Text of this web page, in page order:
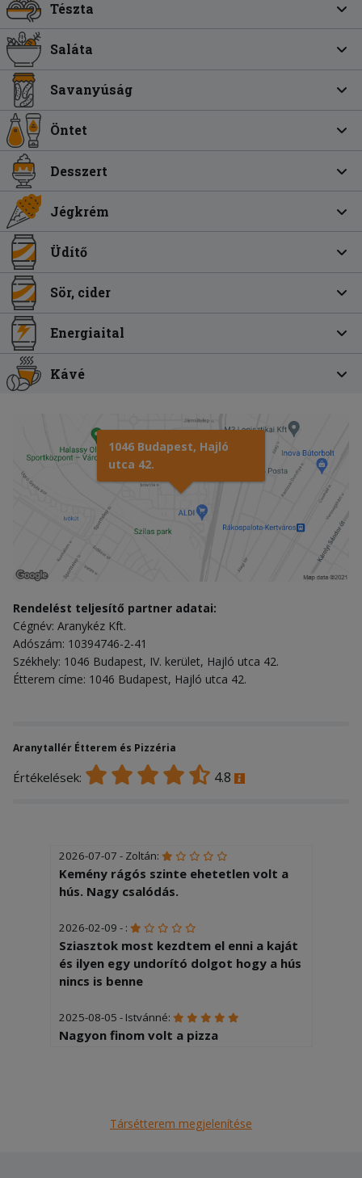
Tészta
Saláta
Savanyúság
Öntet
Desszert
Jégkrém
Üdítő
Sör, cider
Energiaital
Kávé
1046 Budapest, Hajló
utca 42.
Rendelést teljesítő partner adatai:
Cégnév: Aranykéz Kft.
Adószám: 10394746-2-41
Székhely: 1046 Budapest, IV. kerület, Hajló utca 42.
Étterem címe: 1046 Budapest, Hajló utca 42.
Aranytallér Étterem és Pizzéria
Értékelések: 4.8
2026-07-07 - Zoltán:
Kemény rágós szinte ehetetlen volt a
hús. Nagy csalódás.
2026-02-09 - :
Sziasztok most kezdtem el enni a kaját
és ilyen egy undorító dolgot hogy a hús
nincs is benne
2025-08-05 - Istvánné:
Nagyon finom volt a pizza
Társétterem megjelenítése